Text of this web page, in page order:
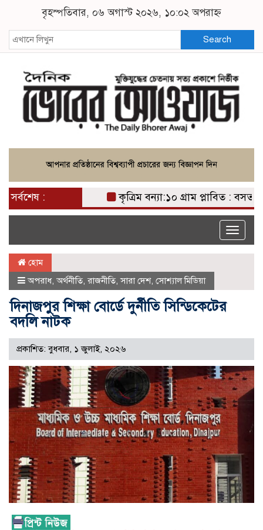
বৃহস্পতিবার, ০৬ অগাস্ট ২০২৬, ১০:০২ অপরাহ্ন
Search
সর্বশেষ : কৃত্রিম বন্যা:১০ গ্রাম প্লাবিত :
Toggle
হোম
অপরাধ, অর্থনীতি, রাজনীতি,সারা দেশ, সোশ্যাল মিডিয়া
দিনাজপুর শিক্ষা বোর্ডে দুর্নীতি সিন্ডিকেটের
বদলি নাটক
প্রকাশিত: বুধবার, ১ জুলাই, ২০২৬